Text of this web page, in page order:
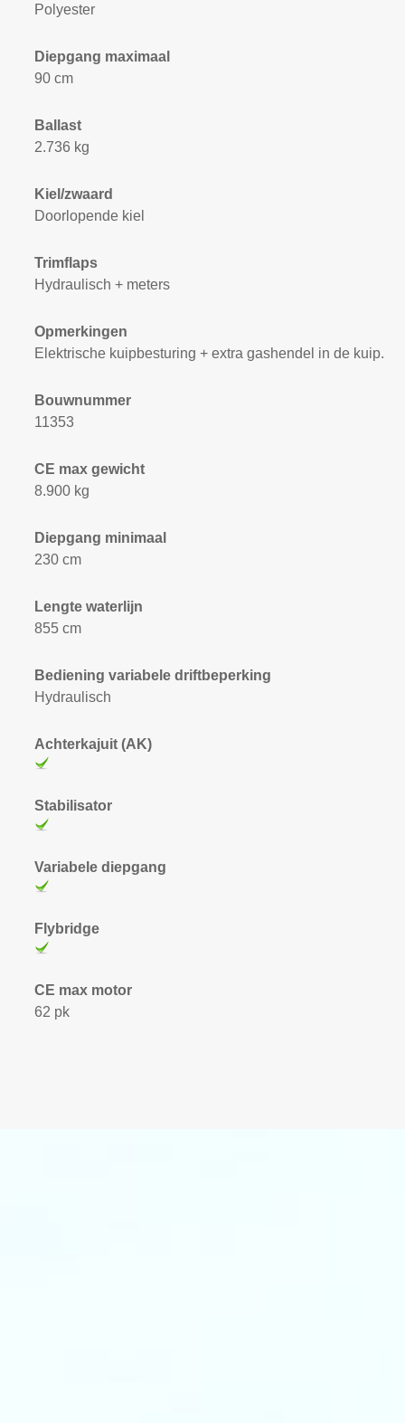
Polyester
Diepgang maximaal
90 cm
Ballast
2.736 kg
Kiel/zwaard
Doorlopende kiel
Trimflaps
Hydraulisch + meters
Opmerkingen
Elektrische kuipbesturing + extra gashendel in de kuip.
Bouwnummer
11353
CE max gewicht
8.900 kg
Diepgang minimaal
230 cm
Lengte waterlijn
855 cm
Bediening variabele driftbeperking
Hydraulisch
Achterkajuit (AK)
Stabilisator
Variabele diepgang
Flybridge
CE max motor
62 pk